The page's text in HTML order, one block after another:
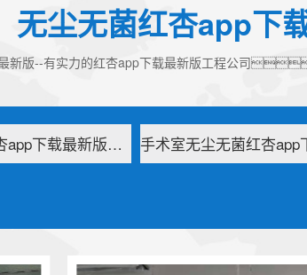
无尘无菌红杏app下
最新版--有实力的红杏app下载最新版工程公司
食品厂红杏app下载最新版车间